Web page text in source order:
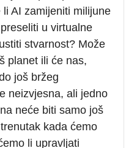
AI zamijeniti milijune
u virtualne
stvarnost? Može
planet ili će nas,
još bržeg
neizvjesna, ali jedno
neće biti samo još
kada ćemo
li upravljati